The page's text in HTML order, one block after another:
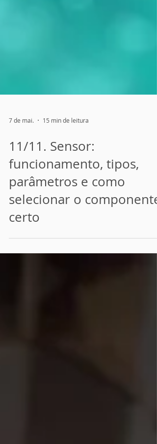
7 de mai. 15 min de leitura
11/11. Sensor:
funcionamento, tipos,
parâmetros e como
selecionar o componente